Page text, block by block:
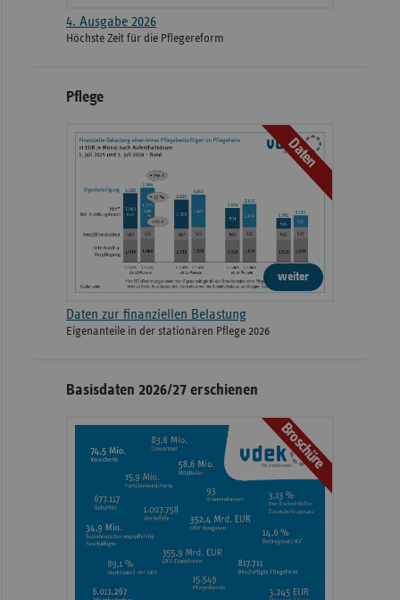
4. Ausgabe 2026
Höchste Zeit für die Pflegereform
Pflege
Daten
weiter
Daten zur finanziellen Belastung
Eigenanteile in der stationären Pflege 2026
Basisdaten 2026/27 erschienen
Broschüre